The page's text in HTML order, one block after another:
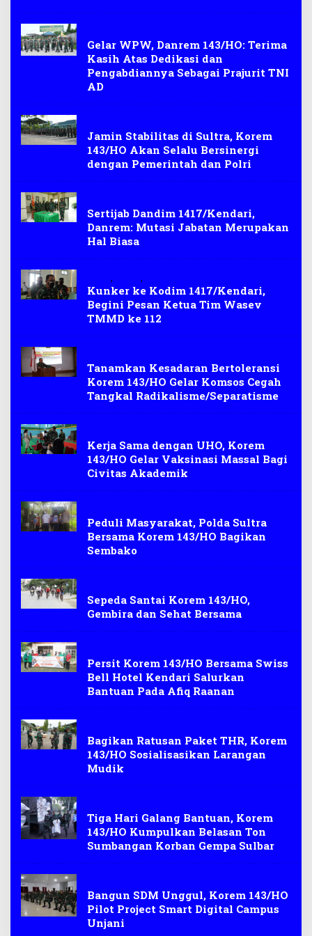
Gelar WPW, Danrem 143/HO: Terima
Kasih Atas Dedikasi dan
Pengabdiannya Sebagai Prajurit TNI
AD
Jamin Stabilitas di Sultra, Korem
143/HO Akan Selalu Bersinergi
dengan Pemerintah dan Polri
Sertijab Dandim 1417/Kendari,
Danrem: Mutasi Jabatan Merupakan
Hal Biasa
, ,
Kunker ke Kodim 1417/Kendari,
Begini Pesan Ketua Tim Wasev
TMMD ke 112
Tanamkan Kesadaran Bertoleransi
Korem 143/HO Gelar Komsos Cegah
Tangkal Radikalisme/Separatisme
Kerja Sama dengan UHO, Korem
143/HO Gelar Vaksinasi Massal Bagi
Civitas Akademik
Peduli Masyarakat, Polda Sultra
Bersama Korem 143/HO Bagikan
Sembako
Sepeda Santai Korem 143/HO,
Gembira dan Sehat Bersama
Persit Korem 143/HO Bersama Swiss
Bell Hotel Kendari Salurkan
Bantuan Pada Afiq Raanan
Bagikan Ratusan Paket THR, Korem
143/HO Sosialisasikan Larangan
Mudik
Tiga Hari Galang Bantuan, Korem
143/HO Kumpulkan Belasan Ton
Sumbangan Korban Gempa Sulbar
Bangun SDM Unggul, Korem 143/HO
Pilot Project Smart Digital Campus
Unjani